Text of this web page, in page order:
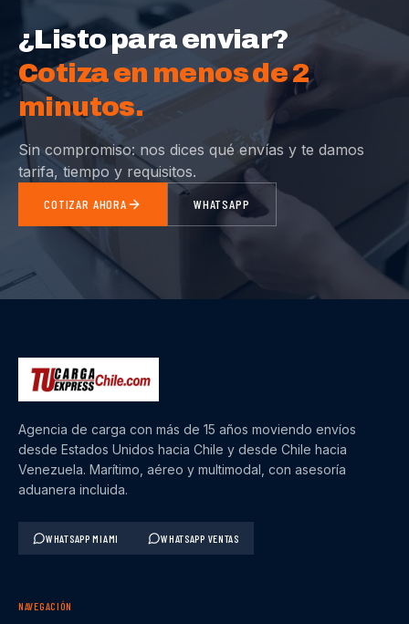
¿Listo para enviar?
Cotiza en menos de 2
minutos.
Sin compromiso: nos dices qué envías y te damos
tarifa, tiempo y requisitos.
COTIZAR AHORA WHATSAPP
Agencia de carga con más de 15 años moviendo envíos
desde Estados Unidos hacia Chile y desde Chile hacia
Venezuela. Marítimo, aéreo y multimodal, con asesoría
aduanera incluida.
WHATSAPP MIAMI WHATSAPP VENTAS
NAVEGACIÓN